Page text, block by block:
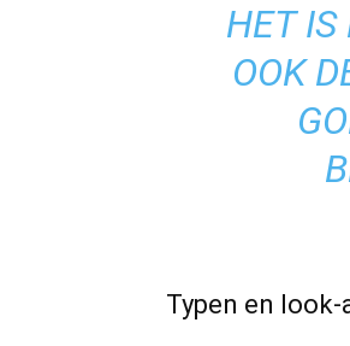
HET IS
OOK
Typen en look-